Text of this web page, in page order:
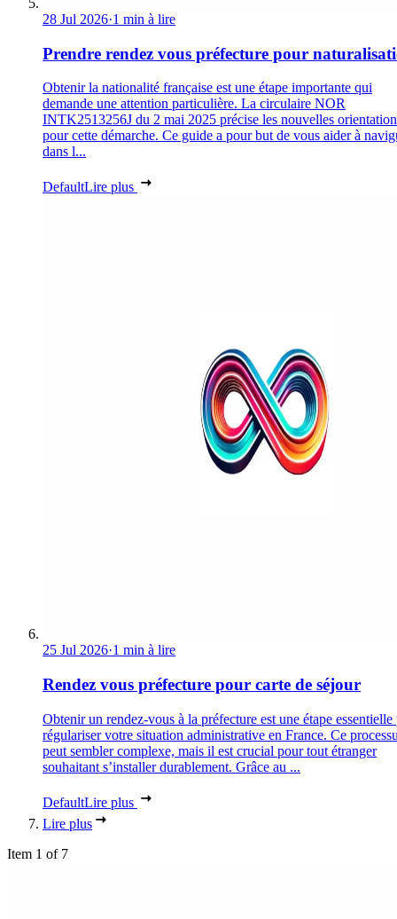
28 Jul 2026·1 min à lire
Prendre rendez vous préfecture pour
Obtenir la nationalité française est une étape importante qui
demande une attention particulière. La circulaire NOR
INTK2513256J du 2 mai 2025 précise les nouvelles
pour cette démarche. Ce guide a pour but de vous aider à
dans l...
DefaultLire plus
25 Jul 2026·1 min à lire
Rendez vous préfecture pour carte de séjour
Obtenir un rendez-vous à la préfecture est une étape essentielle
régulariser votre situation administrative en France. Ce
peut sembler complexe, mais il est crucial pour tout étranger
souhaitant s’installer durablement. Grâce au ...
DefaultLire plus
Lire plus
Item 1 of 7